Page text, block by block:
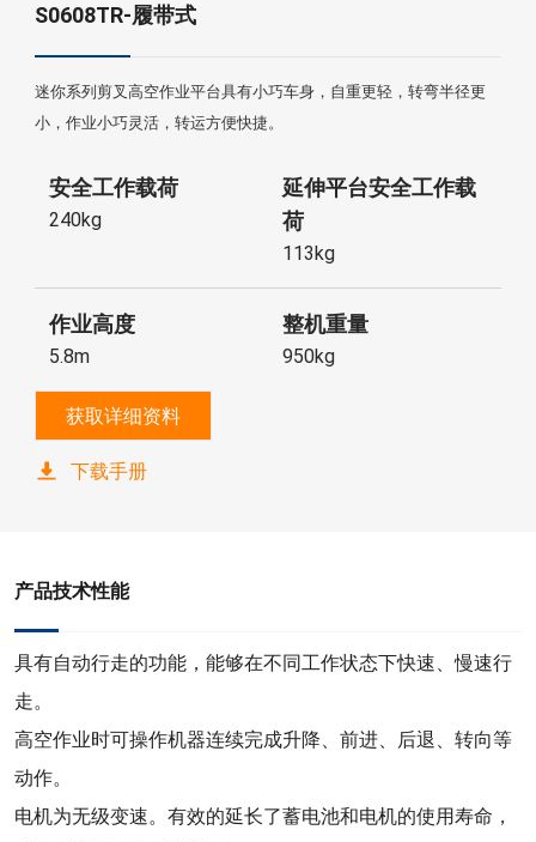
S0608TR-履带式
迷你系列剪叉高空作业平台具有小巧车身，自重更轻，转弯半径更
小，作业小巧灵活，转运方便快捷。
安全工作载荷
240kg
延伸平台安全工作载
荷
113kg
作业高度
5.8m
整机重量
950kg
获取详细资料
下载手册
产品技术性能
具有自动行走的功能，能够在不同工作状态下快速、慢速行
走。
高空作业时可操作机器连续完成升降、前进、后退、转向等
动作。
电机为无级变速。有效的延长了蓄电池和电机的使用寿命，